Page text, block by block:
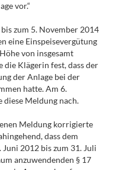
vor.“
zum 5. November 2014
eine Einspeisevergütung
von insgesamt
die Klägerin fest, dass der
der Anlage bei der
hatte. Am 6.
diese Meldung nach.
Meldung korrigierte
dass dem
2012 bis zum 31. Juli
anzuwendenden § 17